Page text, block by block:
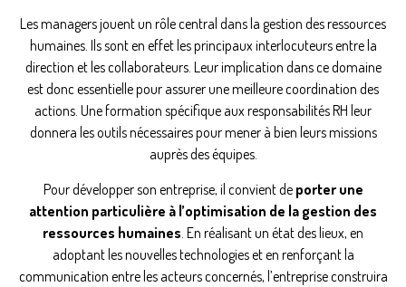
Les managers jouent un rôle central dans la gestion des ressources
humaines. Ils sont en effet les principaux interlocuteurs entre la
direction et les collaborateurs. Leur implication dans ce domaine
est donc essentielle pour assurer une meilleure coordination des
actions. Une formation spécifique aux responsabilités RH leur
donnera les outils nécessaires pour mener à bien leurs missions
auprès des équipes.
Pour développer son entreprise, il convient de porter une
attention particulière à l’optimisation de la gestion des
ressources humaines . En réalisant un état des lieux, en
adoptant les nouvelles technologies et en renforçant la
communication entre les acteurs concernés, l’entreprise construira